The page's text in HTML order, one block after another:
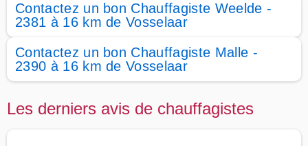
Contactez un bon Chauffagiste Weelde -
2381 à 16 km de Vosselaar
Contactez un bon Chauffagiste Malle -
2390 à 16 km de Vosselaar
Les derniers avis de chauffagistes